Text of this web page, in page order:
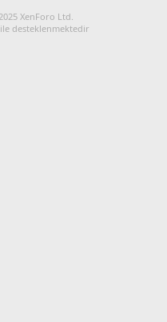
XenForo Ltd.
desteklenmektedir